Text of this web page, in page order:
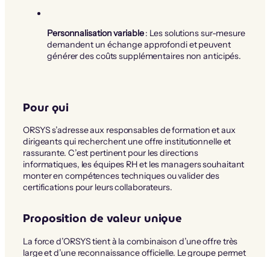
Personnalisation variable: Les solutions sur-mesure
demandent un échange approfondi et peuvent
générer des coûts supplémentaires non anticipés.
Pour qui
ORSYS s’adresse aux responsables de formation et aux
dirigeants qui recherchent une offre institutionnelle et
rassurante. C’est pertinent pour les directions
informatiques, les équipes RH et les managers souhaitant
monter en compétences techniques ou valider des
certifications pour leurs collaborateurs.
Proposition de valeur unique
La force d’ORSYS tient à la combinaison d’une offre très
large et d’une reconnaissance officielle. Le groupe permet